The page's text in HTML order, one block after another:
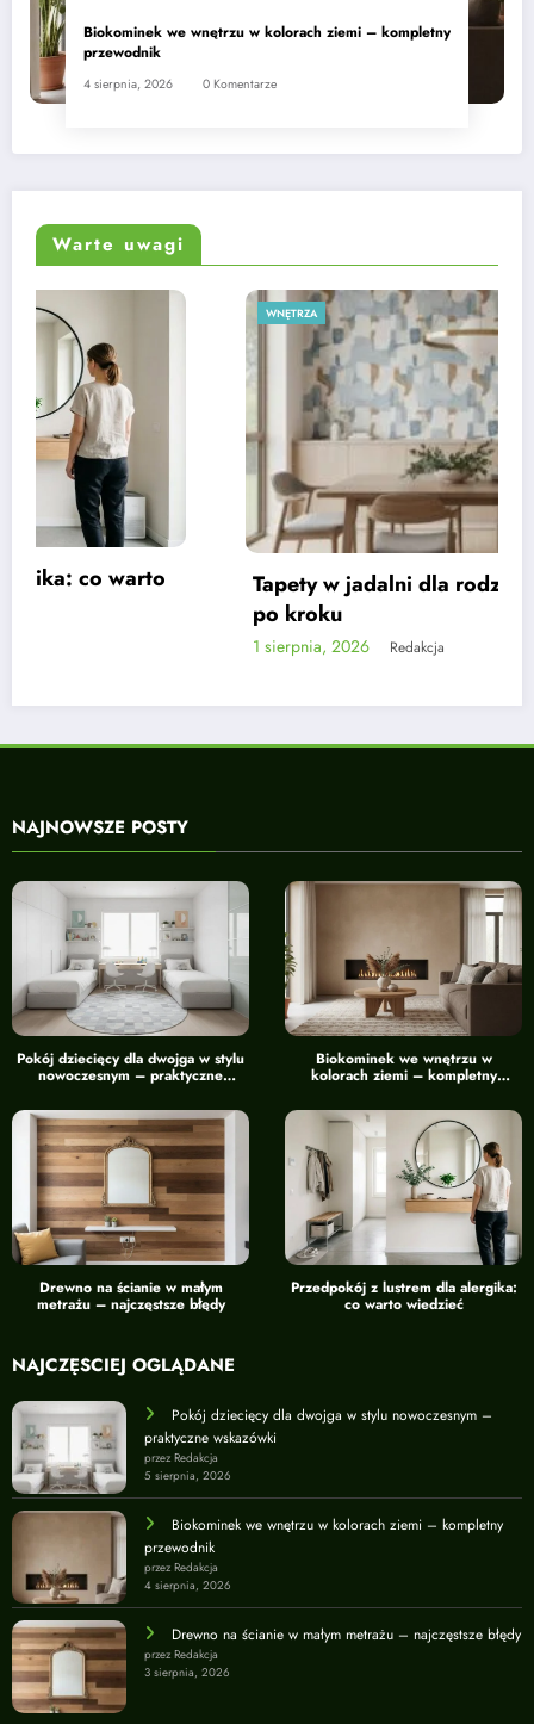
Biokominek we wnętrzu w kolorach ziemi – kompletny
przewodnik
4 sierpnia, 2026 0 Komentarze
Warte uwagi
WNĘTRZA
Tapety w jadalni dla rodziny – poradnik krok
NAJNOWSZE POSTY
Pokój dziecięcy dla dwojga w stylu
nowoczesnym – praktyczne
Biokominek we wnętrzu w
kolorach ziemi – kompletny
Drewno na ścianie w małym
metrażu – najczęstsze błędy
Przedpokój z lustrem dla alergika:
co warto wiedzieć
NAJCZĘŚCIEJ OGLĄDANE
Pokój dziecięcy dla dwojga w stylu nowoczesnym –
praktyczne wskazówki
przez Redakcja
5 sierpnia, 2026
Biokominek we wnętrzu w kolorach ziemi – kompletny
przewodnik
przez Redakcja
4 sierpnia, 2026
Drewno na ścianie w małym metrażu – najczęstsze błędy
przez Redakcja
3 sierpnia, 2026